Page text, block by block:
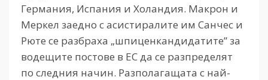
Германия, Испания и Холандия. Макрон и
Меркел заедно с асистиралите им Санчес и
Рюте се разбраха „шпиценкандидатите” за
водещите постове в ЕС да се разпределят
по следния начин. Разполагащата с най-